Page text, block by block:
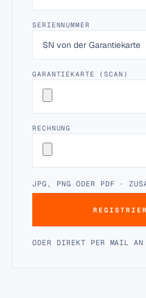
SERIENNUMMER
GARANTIEKARTE (SCAN)
RECHNUNG
JPG, PNG ODER PDF ·
ODER DIREKT PER MAIL